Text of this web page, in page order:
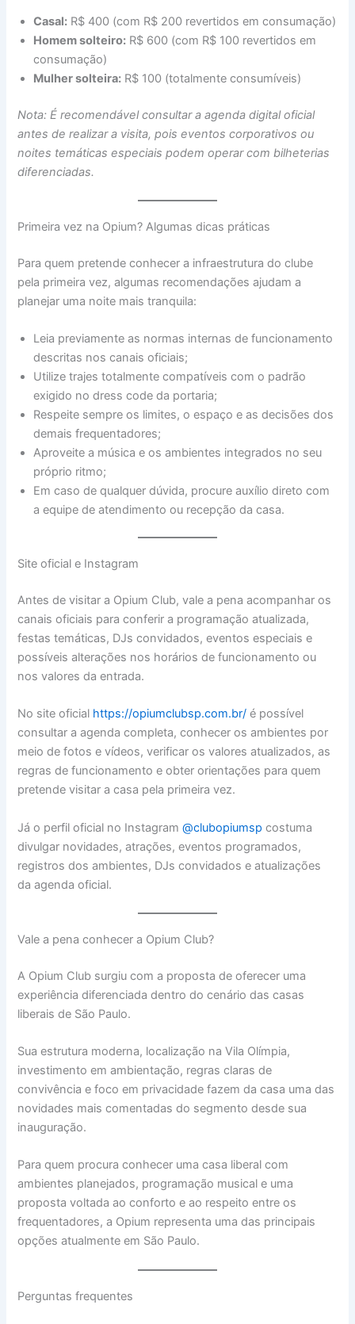
Casal: R$ 400 (com R$ 200 revertidos em consumação)
Homem solteiro: R$ 600 (com R$ 100 revertidos em
consumação)
Mulher solteira: R$ 100 (totalmente consumíveis)
Nota: É recomendável consultar a agenda digital oficial
antes de realizar a visita, pois eventos corporativos ou
noites temáticas especiais podem operar com bilheterias
diferenciadas.
Primeira vez na Opium? Algumas dicas práticas
Para quem pretende conhecer a infraestrutura do clube
pela primeira vez, algumas recomendações ajudam a
planejar uma noite mais tranquila:
Leia previamente as normas internas de funcionamento
descritas nos canais oficiais;
Utilize trajes totalmente compatíveis com o padrão
exigido no dress code da portaria;
Respeite sempre os limites, o espaço e as decisões dos
demais frequentadores;
Aproveite a música e os ambientes integrados no seu
próprio ritmo;
Em caso de qualquer dúvida, procure auxílio direto com
a equipe de atendimento ou recepção da casa.
Site oficial e Instagram
Antes de visitar a Opium Club, vale a pena acompanhar os
canais oficiais para conferir a programação atualizada,
festas temáticas, DJs convidados, eventos especiais e
possíveis alterações nos horários de funcionamento ou
nos valores da entrada.
No site oficial https://opiumclubsp.com.br/ é possível
consultar a agenda completa, conhecer os ambientes por
meio de fotos e vídeos, verificar os valores atualizados, as
regras de funcionamento e obter orientações para quem
pretende visitar a casa pela primeira vez.
Já o perfil oficial no Instagram@clubopiumsp costuma
divulgar novidades, atrações, eventos programados,
registros dos ambientes, DJs convidados e atualizações
da agenda oficial.
Vale a pena conhecer a Opium Club?
A Opium Club surgiu com a proposta de oferecer uma
experiência diferenciada dentro do cenário das casas
liberais de São Paulo.
Sua estrutura moderna, localização na Vila Olímpia,
investimento em ambientação, regras claras de
convivência e foco em privacidade fazem da casa uma das
novidades mais comentadas do segmento desde sua
inauguração.
Para quem procura conhecer uma casa liberal com
ambientes planejados, programação musical e uma
proposta voltada ao conforto e ao respeito entre os
frequentadores, a Opium representa uma das principais
opções atualmente em São Paulo.
Perguntas frequentes